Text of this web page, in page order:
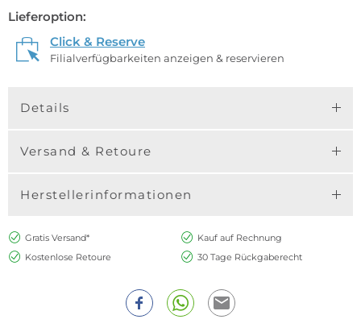
Lieferoption:
Click & Reserve
Filialverfügbarkeiten anzeigen & reservieren
Details
Versand & Retoure
Herstellerinformationen
Gratis Versand*
Kauf auf Rechnung
Kostenlose Retoure
30 Tage Rückgaberecht